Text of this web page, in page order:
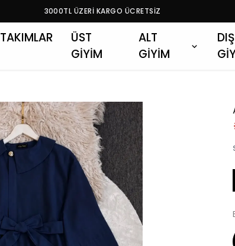
3000TL ÜZERİ KARGO ÜCRETSİZ
TAKIMLAR
ÜST
GİYİM
ALT
GİYİM
DIŞ